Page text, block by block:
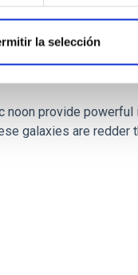
la selección
≲ z ≲ 2.2:
provide
galaxies are